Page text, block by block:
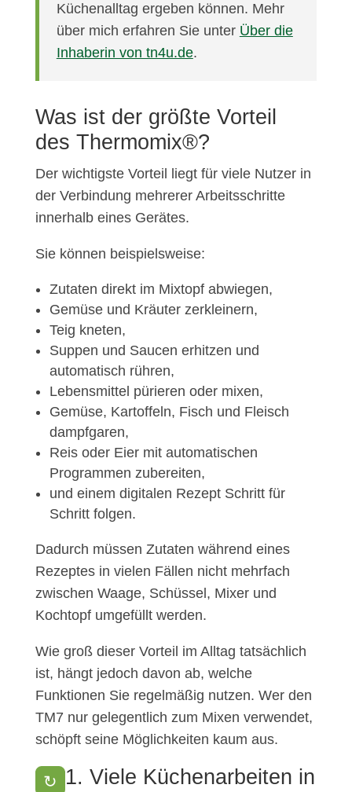
Küchenalltag ergeben können. Mehr
über mich erfahren Sie unter Über die
Inhaberin von tn4u.de.
Was ist der größte Vorteil
des Thermomix®?
Der wichtigste Vorteil liegt für viele Nutzer in
der Verbindung mehrerer Arbeitsschritte
innerhalb eines Gerätes.
Sie können beispielsweise:
Zutaten direkt im Mixtopf abwiegen,
Gemüse und Kräuter zerkleinern,
Teig kneten,
Suppen und Saucen erhitzen und
automatisch rühren,
Lebensmittel pürieren oder mixen,
Gemüse, Kartoffeln, Fisch und Fleisch
dampfgaren,
Reis oder Eier mit automatischen
Programmen zubereiten,
und einem digitalen Rezept Schritt für
Schritt folgen.
Dadurch müssen Zutaten während eines
Rezeptes in vielen Fällen nicht mehrfach
zwischen Waage, Schüssel, Mixer und
Kochtopf umgefüllt werden.
Wie groß dieser Vorteil im Alltag tatsächlich
ist, hängt jedoch davon ab, welche
Funktionen Sie regelmäßig nutzen. Wer den
TM7 nur gelegentlich zum Mixen verwendet,
schöpft seine Möglichkeiten kaum aus.
↻ 1. Viele Küchenarbeiten in